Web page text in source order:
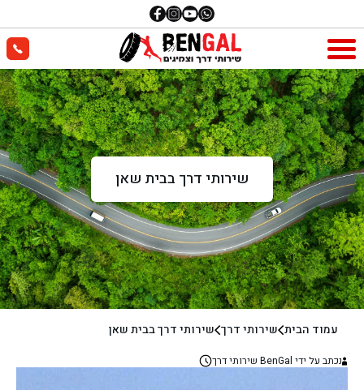
שירותי דרך בבית שאן
עמוד הבית שירותי דרך שירותי דרך בבית שאן
נכתב על ידי BenGal שירותי דרך